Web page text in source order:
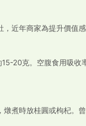
近年商家為提升價值感
20克。空腹食用吸收
煮時放桂圓或枸杞。